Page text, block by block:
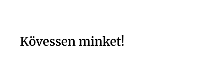
Kövessen minket!